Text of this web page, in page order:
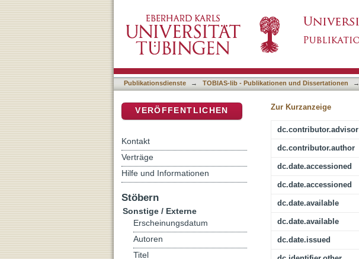
Karzinomen
Publikationsdienste → TOBIAS-lib - Publikationen und Dissertationen →
Zur Kurzanzeige
dc.contributor.advisor
dc.contributor.author
dc.date.accessioned
dc.date.accessioned
dc.date.available
dc.date.available
dc.date.issued
VERÖFFENTLICHEN
Kontakt
Verträge
Hilfe und Informationen
Stöbern
Sonstige / Externe
Erscheinungsdatum
Autoren
Titel